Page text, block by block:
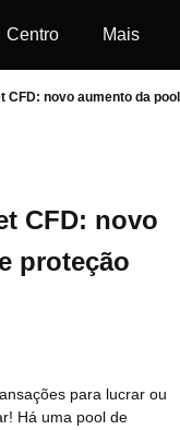
Centro Mais
CFD: novo aumento da
CFD: novo
proteção
para lucrar ou
Há uma pool de